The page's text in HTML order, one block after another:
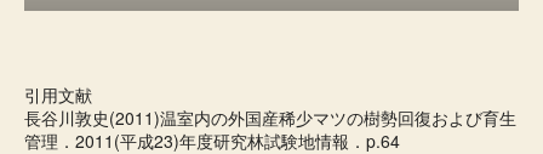
引用文献
長谷川敦史(2011)温室内の外国産稀少マツの樹勢回復および育生
管理．2011(平成23)年度研究林試験地情報．p.64